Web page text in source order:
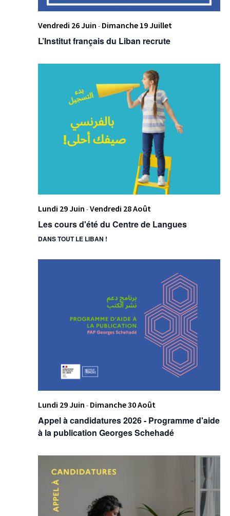
Vendredi 26 Juin - Dimanche 19 Juillet
L’Institut français du Liban recrute
Lundi 29 Juin -Vendredi 28 Août
Les cours d'été du Centre de Langues
DANS TOUT LE LIBAN !
Lundi 29 Juin - Dimanche 30 Août
Appel à candidatures 2026 - Programme d'aide
à la publication Georges Schehadé